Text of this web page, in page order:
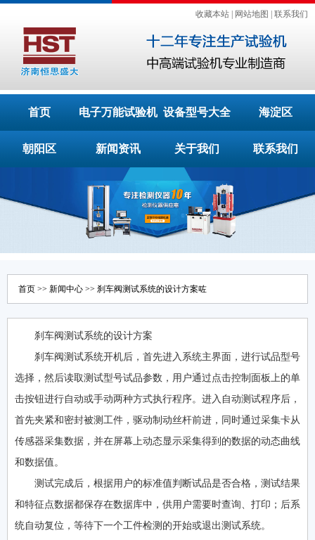
收藏本站 网站地图 联系我们
首页 电子万能试验机 设备型号大全 海淀区
朝阳区 新闻资讯 关于我们 联系我们
首页 >> 新闻中心 >> 刹车阀测试系统的设计方案咗
刹车阀测试系统的设计方案
刹车阀测试系统开机后，首先进入系统主界面，进行试品型号
选择，然后读取测试型号试品参数，用户通过点击控制面板上的单
击按钮进行自动或手动两种方式执行程序。进入自动测试程序后，
首先夹紧和密封被测工件，驱动制动丝杆前进，同时通过采集卡从
传感器采集数据，并在屏幕上动态显示采集得到的数据的动态曲线
和数据值。
测试完成后，根据用户的标准值判断试品是否合格，测试结果
和特征点数据都保存在数据库中，供用户需要时查询、打印；后系
统自动复位，等待下一个工件检测的开始或退出测试系统。